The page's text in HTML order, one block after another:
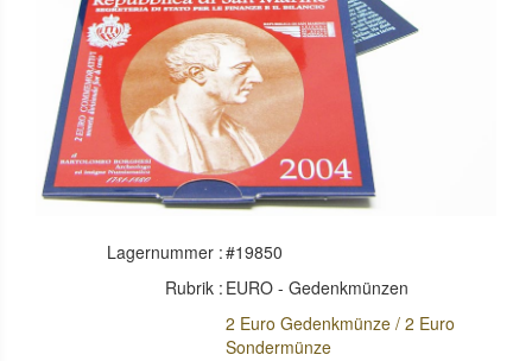
Lagernummer :#19850
Rubrik : EURO - Gedenkmünzen
2 Euro Gedenkmünze / 2 Euro
Sondermünze